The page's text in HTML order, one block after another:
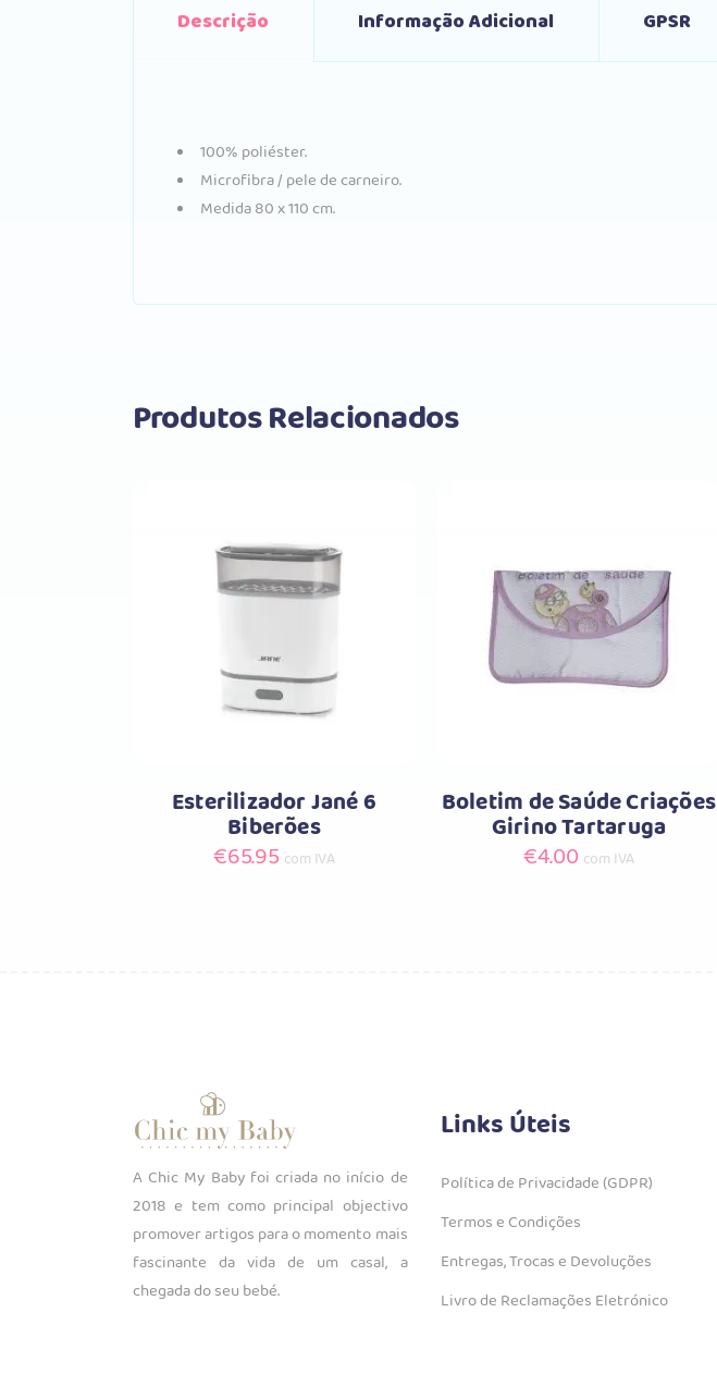
Descrição Informação Adicional GPSR
100% poliéster.
Microfibra / pele de carneiro.
Medida 80 x 110 cm.
Produtos Relacionados
Esterilizador Jané 6
Biberões
€65.95 com IVA
Selecione as opções
product
The
options
may
Boletim de Saúde Criações
Girino Tartaruga
€4.00 com IVA
A Chic My Baby foi criada no início de
2018 e tem como principal objectivo
promover artigos para o momento mais
fascinante da vida de um casal, a
chegada do seu bebé.
Links Úteis
Política de Privacidade (GDPR)
Termos e Condições
Entregas, Trocas e Devoluções
Livro de Reclamações Eletrónico